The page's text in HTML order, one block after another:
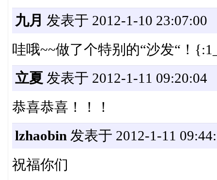
九月 发表于 2012-1-10 23:07:00
哇哦~~做了个特别的“沙发“！
立夏 发表于 2012-1-11 09:20:04
恭喜恭喜！！！
lzhaobin 发表于 2012-1-11
祝福你们